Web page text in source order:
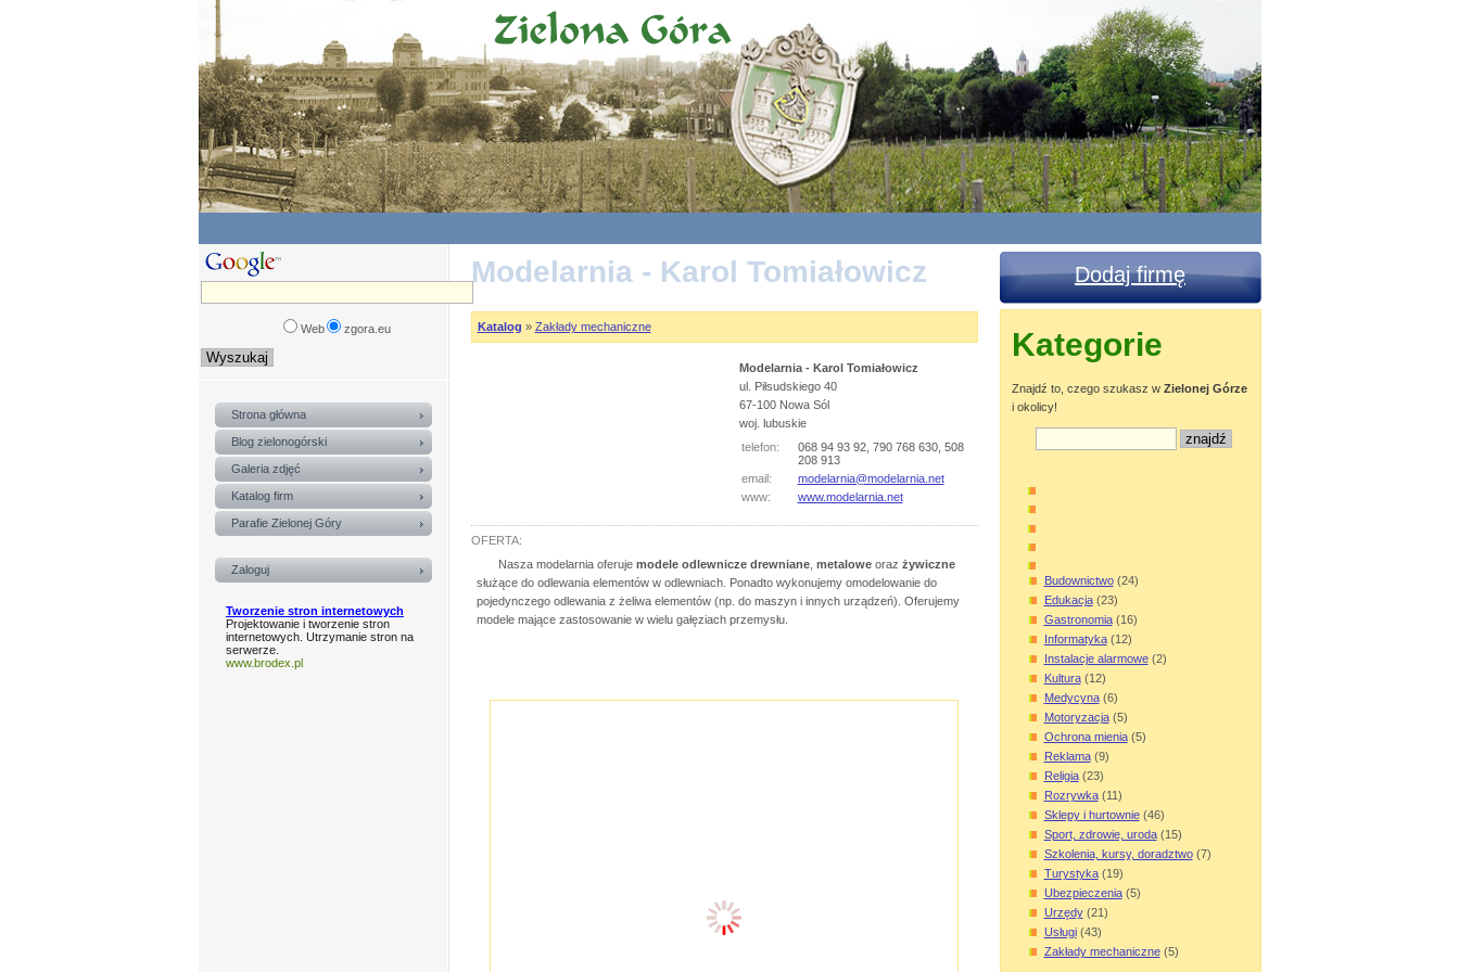
Modelarnia - Karol Tomiałowicz
Katalog » Zakłady mechaniczne
Modelarnia - Karol Tomiałowicz
ul. Piłsudskiego 40
67-100 Nowa Sól
woj. lubuskie
telefon:
068 94 93 92, 790 768 630, 508
208 913
email:
modelarnia@modelarnia.net
www:
www.modelarnia.net
OFERTA:
Nasza modelarnia oferuje modele odlewnicze drewniane, metaloweoraz żywiczne
służące do odlewania elementów w odlewniach. Ponadto wykonujemy omodelowanie do
pojedynczego odlewania z żeliwa elementów (np. do maszyn i innych urządzeń). Oferujemy
modele mające zastosowanie w wielu gałęziach przemysłu.
Web zgora.eu
Strona główna
Blog zielonogórski
Galeria zdjęć
Katalog firm
Parafie Zielonej Góry
Zaloguj
Tworzenie stron internetowych
Projektowanie i tworzenie stron
internetowych. Utrzymanie stron na
serwerze.
www.brodex.pl
Dodaj firmę
Kategorie
Znajdź to, czego szukasz w Zielonej Górze
i okolicy!
Budownictwo(24)
Edukacja(23)
Gastronomia(16)
Informatyka(12)
Instalacje alarmowe(2)
Kultura(12)
Medycyna(6)
Motoryzacja(5)
Ochrona mienia(5)
Reklama(9)
Religia(23)
Rozrywka(11)
Sklepy i hurtownie(46)
Sport, zdrowie, uroda(15)
Szkolenia, kursy, doradztwo(7)
Turystyka(19)
Ubezpieczenia(5)
Urzędy(21)
Usługi(43)
Zakłady mechaniczne(5)